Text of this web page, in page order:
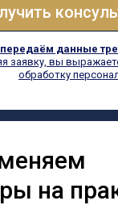
данные
заявку, вы
обработку
на